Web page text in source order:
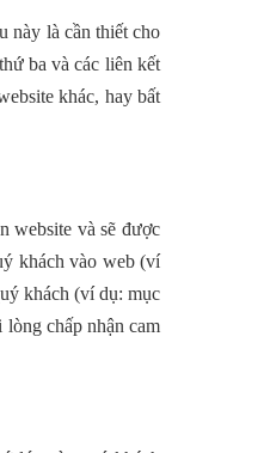
này là cần thiết cho
ba và các liên kết
khác, hay bất
website và sẽ được
khách vào web (ví
khách (ví dụ: mục
chấp nhận cam